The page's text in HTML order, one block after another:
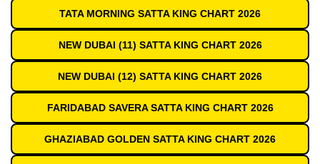
TATA MORNING SATTA KING CHART 2026
NEW DUBAI (11) SATTA KING CHART 2026
NEW DUBAI (12) SATTA KING CHART 2026
FARIDABAD SAVERA SATTA KING CHART 2026
GHAZIABAD GOLDEN SATTA KING CHART 2026